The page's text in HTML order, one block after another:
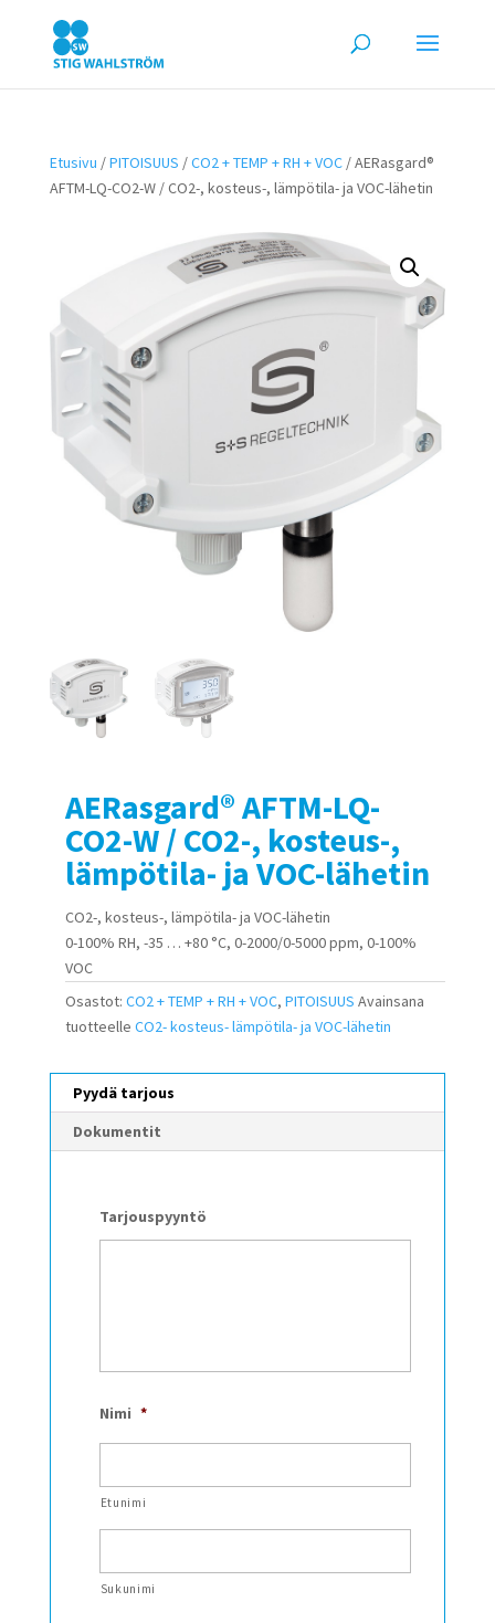
Etusivu /PITOISUUS /CO2 + TEMP + RH + VOC/ AERasgard®
AFTM-LQ-CO2-W / CO2-, kosteus-, lämpötila- ja VOC-lähetin
AERasgard® AFTM-LQ-
CO2-W / CO2-, kosteus-,
lämpötila- ja VOC-lähetin
CO2-, kosteus-, lämpötila- ja VOC-lähetin
0-100% RH, -35 … +80 °C, 0-2000/0-5000 ppm, 0-100%
VOC
Osastot: CO2 + TEMP + RH + VOC, PITOISUUS Avainsana
tuotteelle CO2- kosteus- lämpötila- ja VOC-lähetin
Pyydä tarjous
Dokumentit
Tarjouspyyntö
Nimi *
Etunimi
Sukunimi